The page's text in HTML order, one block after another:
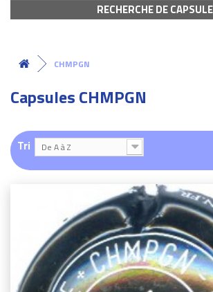
RECHERCHE DE CAPSULE
CHMPGN
Capsules CHMPGN
Tri De A à Z